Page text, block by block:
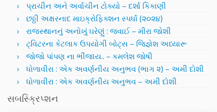
પ્રાચીન અને અર્વાચીન ટોક્યો – દર્શા કિકાણી
છઠ્ઠી અક્ષરનાદ માઇક્રોફિક્શન સ્પર્ધા (૨૦૨૪)
રાજસ્થાનનું અનોખું ઘરેણું : જવાઈ – મીરા જોશી
ટ્વિટરના કેટલાક ઉપયોગી બોટ્સ – જિજ્ઞેશ અધ્યારૂ
જોજો પાંપણ ના ભીંજાય.. – કમલેશ જોષી
ધોળાવીરા : એક અવર્ણનીય અનુભવ (ભાગ ૨) – અમી દોશી
ધોળાવીરા : એક અવર્ણનીય અનુભવ – અમી દોશી
સબસ્ક્રિપ્શન